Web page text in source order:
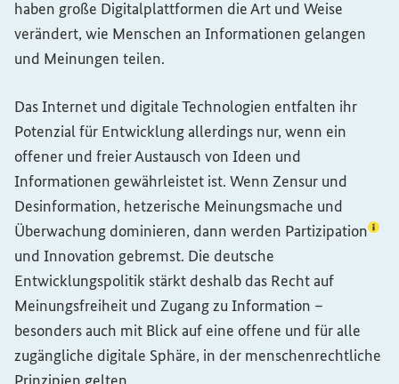
haben große Digitalplattformen die Art und Weise
verändert, wie Menschen an Informationen gelangen
und Meinungen teilen.
Das Internet und digitale Technologien entfalten ihr
Potenzial für Entwicklung allerdings nur, wenn ein
offener und freier Austausch von Ideen und
Informationen gewährleistet ist. Wenn Zensur und
Desinformation, hetzerische Meinungsmache und
Überwachung dominieren, dann werden Partizipation
und Innovation gebremst. Die deutsche
Entwicklungspolitik stärkt deshalb das Recht auf
Meinungsfreiheit und Zugang zu Information –
besonders auch mit Blick auf eine offene und für alle
zugängliche digitale Sphäre, in der menschenrechtliche